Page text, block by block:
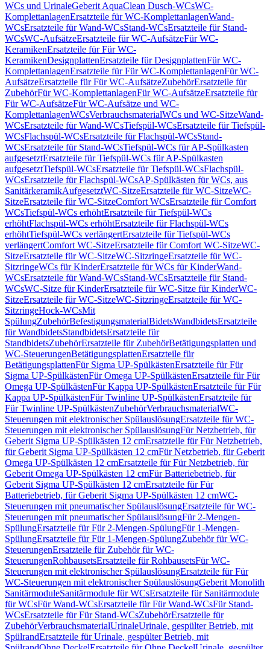
WCs und UrinaleGeberit AquaClean Dusch-WCsWC-
KomplettanlagenErsatzteile für WC-KomplettanlagenWand-
WCsErsatzteile für Wand-WCsStand-WCsErsatzteile für Stand-
WCsWC-AufsätzeErsatzteile für WC-AufsätzeFür WC-
KeramikenErsatzteile für Für WC-
KeramikenDesignplattenErsatzteile für DesignplattenFür WC-
KomplettanlagenErsatzteile für Für WC-KomplettanlagenFür WC-
AufsätzeErsatzteile für Für WC-AufsätzeZubehörErsatzteile für
ZubehörFür WC-KomplettanlagenFür WC-AufsätzeErsatzteile für
Für WC-AufsätzeFür WC-Aufsätze und WC-
KomplettanlagenWCsVerbrauchsmaterialWCs und WC-SitzeWand-
WCsErsatzteile für Wand-WCsTiefspül-WCsErsatzteile für Tiefspül-
WCsFlachspül-WCsErsatzteile für Flachspül-WCsStand-
WCsErsatzteile für Stand-WCsTiefspül-WCs für AP-Spülkasten
aufgesetztErsatzteile für Tiefspül-WCs für AP-Spülkasten
aufgesetztTiefspül-WCsErsatzteile für Tiefspül-WCsFlachspül-
WCsErsatzteile für Flachspül-WCsAP-Spülkästen für WCs, aus
SanitärkeramikAufgesetztWC-SitzeErsatzteile für WC-SitzeWC-
SitzeErsatzteile für WC-SitzeComfort WCsErsatzteile für Comfort
WCsTiefspül-WCs erhöhtErsatzteile für Tiefspül-WCs
erhöhtFlachspül-WCs erhöhtErsatzteile für Flachspül-WCs
erhöhtTiefspül-WCs verlängertErsatzteile für Tiefspül-WCs
verlängertComfort WC-SitzeErsatzteile für Comfort WC-SitzeWC-
SitzeErsatzteile für WC-SitzeWC-SitzringeErsatzteile für WC-
SitzringeWCs für KinderErsatzteile für WCs für KinderWand-
WCsErsatzteile für Wand-WCsStand-WCsErsatzteile für Stand-
WCsWC-Sitze für KinderErsatzteile für WC-Sitze für KinderWC-
SitzeErsatzteile für WC-SitzeWC-SitzringeErsatzteile für WC-
SitzringeHock-WCsMit
SpülungZubehörBefestigungsmaterialBidetsWandbidetsErsatzteile
für WandbidetsStandbidetsErsatzteile für
StandbidetsZubehörErsatzteile für ZubehörBetätigungsplatten und
WC-SteuerungenBetätigungsplattenErsatzteile für
BetätigungsplattenFür Sigma UP-SpülkästenErsatzteile für Für
Sigma UP-SpülkästenFür Omega UP-SpülkästenErsatzteile für Für
Omega UP-SpülkästenFür Kappa UP-SpülkästenErsatzteile für Für
Kappa UP-SpülkästenFür Twinline UP-SpülkästenErsatzteile für
Für Twinline UP-SpülkästenZubehörVerbrauchsmaterialWC-
Steuerungen mit elektronischer SpülauslösungErsatzteile für WC-
Steuerungen mit elektronischer SpülauslösungFür Netzbetrieb, für
Geberit Sigma UP-Spülkästen 12 cmErsatzteile für Für Netzbetrieb,
für Geberit Sigma UP-Spülkästen 12 cmFür Netzbetrieb, für Geberit
Omega UP-Spülkästen 12 cmErsatzteile für Für Netzbetrieb, für
Geberit Omega UP-Spülkästen 12 cmFür Batteriebetrieb, für
Geberit Sigma UP-Spülkästen 12 cmErsatzteile für Für
Batteriebetrieb, für Geberit Sigma UP-Spülkästen 12 cmWC-
Steuerungen mit pneumatischer SpülauslösungErsatzteile für WC-
Steuerungen mit pneumatischer SpülauslösungFür 2-Mengen-
SpülungErsatzteile für Für 2-Mengen-SpülungFür 1-Mengen-
SpülungErsatzteile für Für 1-Mengen-SpülungZubehör für WC-
SteuerungenErsatzteile für Zubehör für WC-
SteuerungenRohbausetsErsatzteile für RohbausetsFür WC-
Steuerungen mit elektronischer SpülauslösungErsatzteile für Für
WC-Steuerungen mit elektronischer SpülauslösungGeberit Monolith
SanitärmoduleSanitärmodule für WCsErsatzteile für Sanitärmodule
für WCsFür Wand-WCsErsatzteile für Für Wand-WCsFür Stand-
WCsErsatzteile für Für Stand-WCsZubehörErsatzteile für
ZubehörVerbrauchsmaterialUrinaleUrinale, gespülter Betrieb, mit
SpülrandErsatzteile für Urinale, gespülter Betrieb, mit